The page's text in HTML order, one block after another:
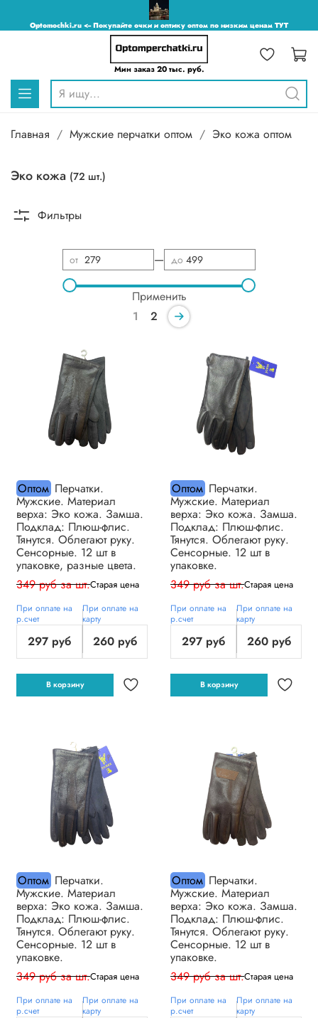
Optomochki.ru <-- Покупайте очки и оптику оптом по низким ценам ТУТ
Мин заказ 20 тыс. руб.
Главная Мужские перчатки оптом Эко кожа оптом
Эко кожа (72 шт.)
от — до
Применить
1
2
ОптомПерчатки.
Мужские. Материал
верха: Эко кожа. Замша.
Подклад: Плюш-флис.
Тянутся. Облегают руку.
Сенсорные. 12 шт в
упаковке, разные цвета.
349 руб за шт.Старая цена
При оплате на
р.счет
297 руб
При оплате на
карту
260 руб
В корзину
ОптомПерчатки.
Мужские. Материал
верха: Эко кожа. Замша.
Подклад: Плюш-флис.
Тянутся. Облегают руку.
Сенсорные. 12 шт в
упаковке.
349 руб за шт.Старая цена
При оплате на
р.счет
297 руб
При оплате на
карту
260 руб
В корзину
ОптомПерчатки.
Мужские. Материал
верха: Эко кожа. Замша.
Подклад: Плюш-флис.
Тянутся. Облегают руку.
Сенсорные. 12 шт в
упаковке.
349 руб за шт.Старая цена
При оплате на
р.счет
При оплате на
карту
ОптомПерчатки.
Мужские. Материал
верха: Эко кожа. Замша.
Подклад: Плюш-флис.
Тянутся. Облегают руку.
Сенсорные. 12 шт в
упаковке.
349 руб за шт.Старая цена
При оплате на
р.счет
При оплате на
карту
Фильтры